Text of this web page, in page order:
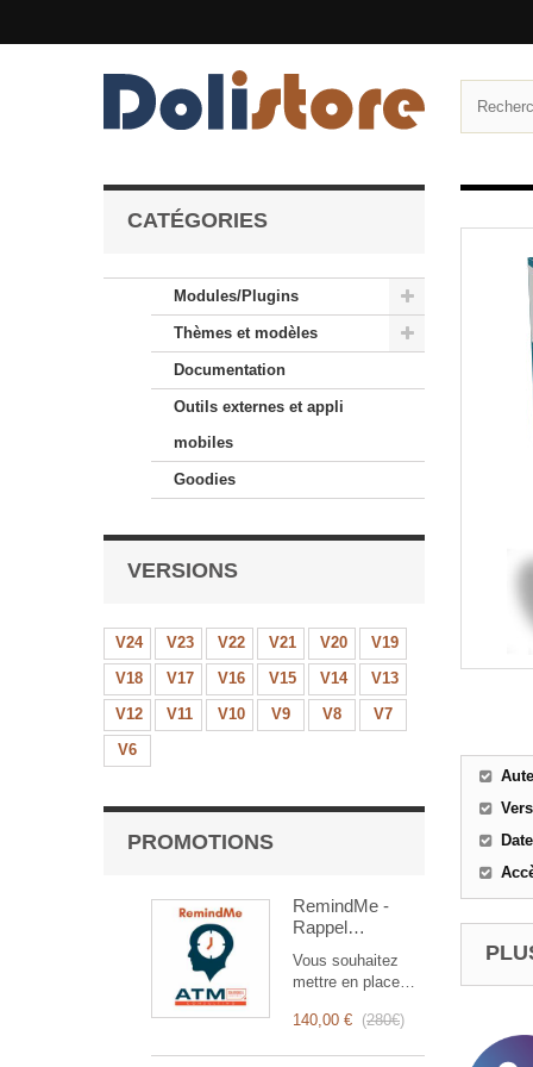
CATÉGORIES
Modules/Plugins
Thèmes et modèles
Documentation
Outils externes et appli
mobiles
Goodies
VERSIONS
V24 V23 V22 V21 V20
V19
V18
V17 V16 V15 V14
V13
V12
V11 V10 V9 V8
V7
V6
PROMOTIONS
RemindMe -
Rappel
(mail,
événement,
notification)
Vous souhaitez
mettre en place
automatiques ?
140,00 € (280€)